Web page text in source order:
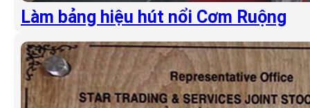
Làm bảng hiệu hút nổi Cơm Ruộng